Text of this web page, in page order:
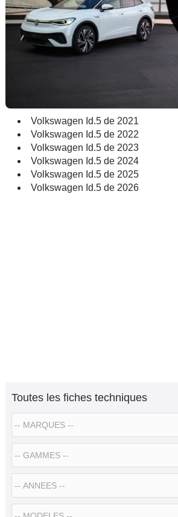
Volkswagen Id.5 de 2021
Volkswagen Id.5 de 2022
Volkswagen Id.5 de 2023
Volkswagen Id.5 de 2024
Volkswagen Id.5 de 2025
Volkswagen Id.5 de 2026
Toutes les fiches techniques